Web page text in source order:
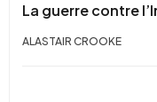
La guerre contre
ALASTAIR CROOKE